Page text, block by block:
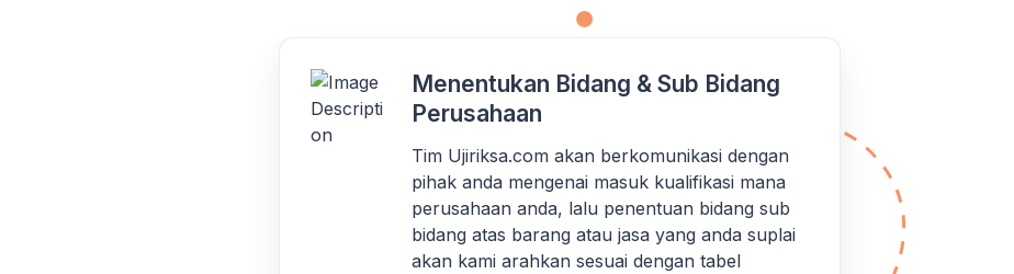
Menentukan Bidang & Sub Bidang
Perusahaan
Tim Ujiriksa.com akan berkomunikasi dengan
pihak anda mengenai masuk kualifikasi mana
perusahaan anda, lalu penentuan bidang sub
bidang atas barang atau jasa yang anda suplai
akan kami arahkan sesuai dengan tabel